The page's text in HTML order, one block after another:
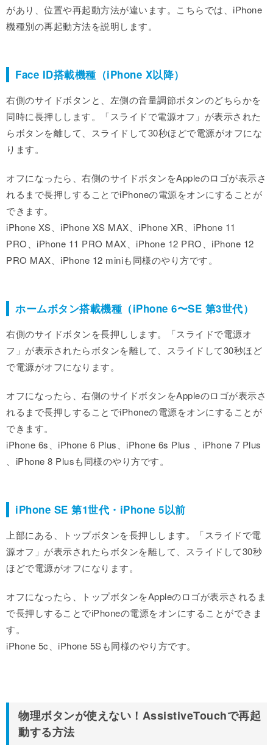
があり、位置や再起動方法が違います。こちらでは、iPhone
機種別の再起動方法を説明します。
Face ID搭載機種（iPhone X以降）
右側のサイドボタンと、左側の音量調節ボタンのどちらかを
同時に長押しします。「スライドで電源オフ」が表示された
らボタンを離して、スライドして30秒ほどで電源がオフにな
ります。
オフになったら、右側のサイドボタンをAppleのロゴが表示さ
れるまで長押しすることでiPhoneの電源をオンにすることが
できます。
iPhone XS、iPhone XS MAX、iPhone XR、iPhone 11
PRO、iPhone 11 PRO MAX、iPhone 12 PRO、iPhone 12
PRO MAX、iPhone 12 miniも同様のやり方です。
ホームボタン搭載機種（iPhone 6〜SE 第3世代）
右側のサイドボタンを長押しします。「スライドで電源オ
フ」が表示されたらボタンを離して、スライドして30秒ほど
で電源がオフになります。
オフになったら、右側のサイドボタンをAppleのロゴが表示さ
れるまで長押しすることでiPhoneの電源をオンにすることが
できます。
iPhone 6s、iPhone 6 Plus、iPhone 6s Plus 、iPhone 7 Plus
、iPhone 8 Plusも同様のやり方です。
iPhone SE 第1世代・iPhone 5以前
上部にある、トップボタンを長押しします。「スライドで電
源オフ」が表示されたらボタンを離して、スライドして30秒
ほどで電源がオフになります。
オフになったら、トップボタンをAppleのロゴが表示されるま
で長押しすることでiPhoneの電源をオンにすることができま
す。
iPhone 5c、iPhone 5Sも同様のやり方です。
物理ボタンが使えない！AssistiveTouchで再起
動する方法